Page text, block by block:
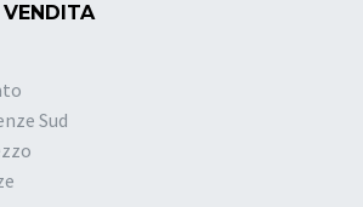
VENDITA
Sud